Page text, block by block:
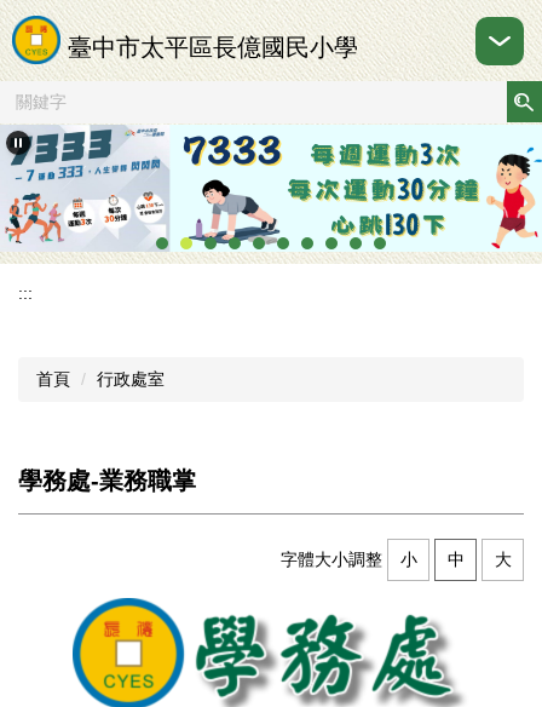
跳
到
主
要
容
區
臺中市太平區長億國民小學
:::
首頁 行政處室
學務處-業務職掌
字體大小調整 小 中 大